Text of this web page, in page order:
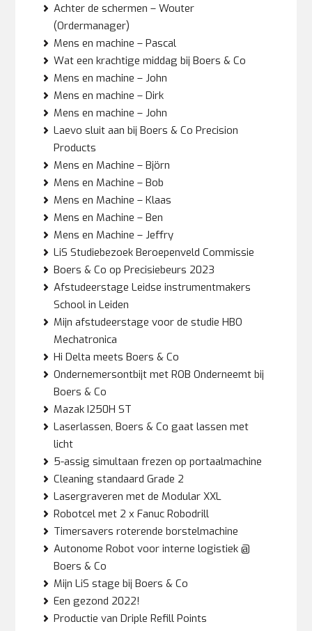
Achter de schermen – Wouter
(Ordermanager)
Mens en machine – Pascal
Wat een krachtige middag bij Boers & Co
Mens en machine – John
Mens en machine – Dirk
Mens en machine – John
Laevo sluit aan bij Boers & Co Precision
Products
Mens en Machine – Björn
Mens en Machine – Bob
Mens en Machine – Klaas
Mens en Machine – Ben
Mens en Machine – Jeffry
LiS Studiebezoek Beroepenveld Commissie
Boers & Co op Precisiebeurs 2023
Afstudeerstage Leidse instrumentmakers
School in Leiden
Mijn afstudeerstage voor de studie HBO
Mechatronica
Hi Delta meets Boers & Co
Ondernemersontbijt met ROB Onderneemt bij
Boers & Co
Mazak I250H ST
Laserlassen, Boers & Co gaat lassen met
licht
5-assig simultaan frezen op portaalmachine
Cleaning standaard Grade 2
Lasergraveren met de Modular XXL
Robotcel met 2 x Fanuc Robodrill
Timersavers roterende borstelmachine
Autonome Robot voor interne logistiek @
Boers & Co
Mijn LiS stage bij Boers & Co
Een gezond 2022!
Productie van Driple Refill Points